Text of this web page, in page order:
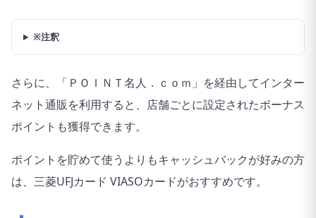
※注釈
さらに、「ＰＯＩＮＴ名人．ｃｏｍ」を経由してインター
ネット通販を利用すると、店舗ごとに設定されたボーナス
ポイントも獲得できます。
ポイントを貯めて使うよりもキャッシュバックが好みの方
は、三菱UFJカード VIASOカードがおすすめです。